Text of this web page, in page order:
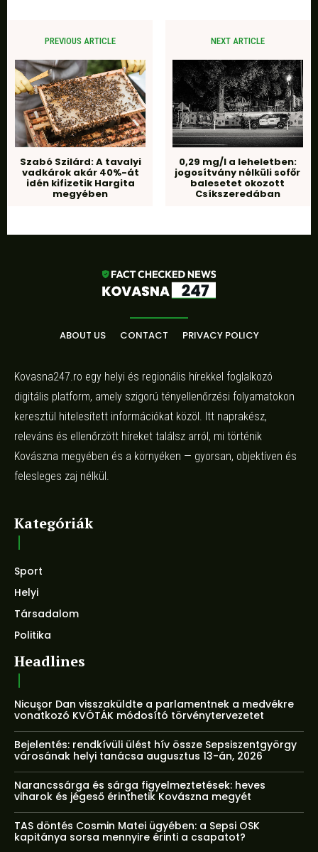
PREVIOUS ARTICLE
Szabó Szilárd: A tavalyi
vadkárok akár 40%-át
idén kifizetik Hargita
megyében
NEXT ARTICLE
0,29 mg/l a leheletben:
jogosítvány nélküli sofőr
balesetet okozott
Csíkszeredában
ABOUT US CONTACT PRIVACY POLICY
Kovasna247.ro egy helyi és regionális hírekkel foglalkozó
digitális platform, amely szigorú tényellenőrzési folyamatokon
keresztül hitelesített információkat közöl. Itt naprakész,
releváns és ellenőrzött híreket találsz arról, mi történik
Kovászna megyében és a környéken — gyorsan, objektíven és
felesleges zaj nélkül.
Kategóriák
Sport
Helyi
Társadalom
Politika
Headlines
Nicuşor Dan visszaküldte a parlamentnek a medvékre
vonatkozó KVÓTÁK módosító törvénytervezetet
Bejelentés: rendkívüli ülést hív össze Sepsiszentgyörgy
városának helyi tanácsa augusztus 13-án, 2026
Narancssárga és sárga figyelmeztetések: heves
viharok és jégeső érinthetik Kovászna megyét
TAS döntés Cosmin Matei ügyében: a Sepsi OSK
kapitánya sorsa mennyire érinti a csapatot?